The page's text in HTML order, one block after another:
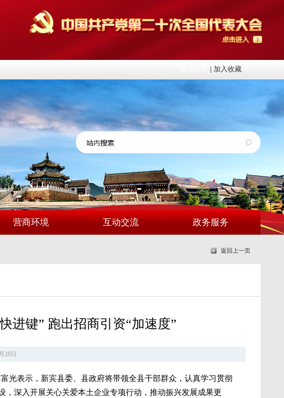
加入收藏
营商环境 互动交流 政务服务
返回上一页
进键” 跑出招商引资“加速度”
28日
光表示，新宾县委、县政府将带领全县干部群众，认真学习贯彻
深入开展关心关爱本土企业专项行动，推动振兴发展成果更